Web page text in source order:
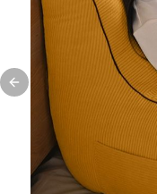
Previous slide